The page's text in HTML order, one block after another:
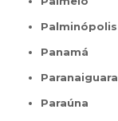
Palminópolis
Panamá
Paranaiguara
Paraúna